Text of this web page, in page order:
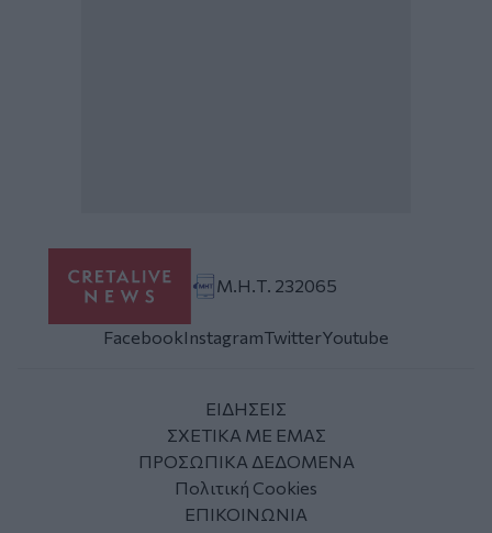
Μ.Η.Τ. 232065
FacebookInstagramTwitterYoutube
ΕΙΔΗΣΕΙΣ
ΣΧΕΤΙΚΑ ΜΕ ΕΜΑΣ
ΠΡΟΣΩΠΙΚΑ ΔΕΔΟΜΕΝΑ
Πολιτική Cookies
ΕΠΙΚΟΙΝΩΝΙΑ